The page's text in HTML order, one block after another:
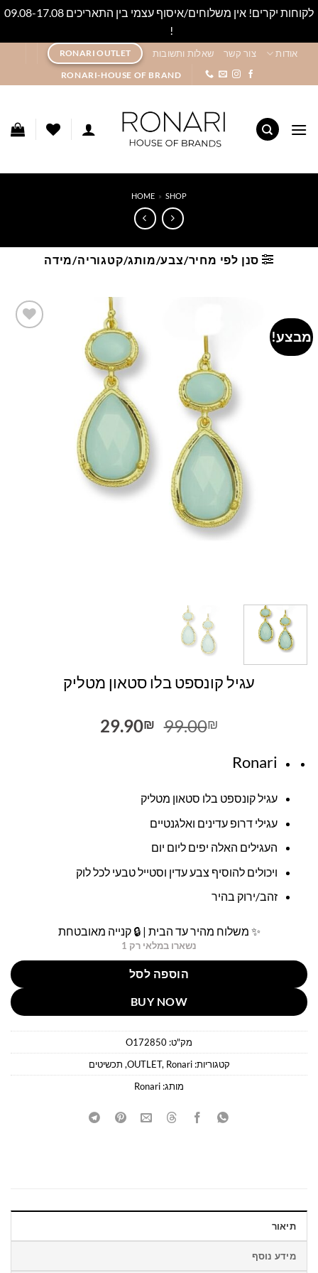
לקוחות יקרים! אין משלוחים/איסוף עצמי בין התאריכים 09.08-17.08
!
content
אודות צור קשר שאלות ותשובות RONARI OUTLET
RONARI-HOUSE OF BRAND
HOME » SHOP
סנן לפי מחיר/צבע/מותג/קטגוריה/מידה
מבצע!
עגיל קונספט בלו סטאון מטליק
99.00₪
המחיר
29.90₪
המחיר
Ronari
עגיל קונספט בלו סטאון מטליק
עגילי דרופ עדינים ואלגנטיים
העגילים האלה יפים ליום יום
ויכולים להוסיף צבע עדין וסטייל טבעי לכל לוק
זהב/ירוק בהיר
✨ משלוח מהיר עד הבית | 🔒 קנייה מאובטחת
נשארו במלאי רק 1
הוספה לסל
BUY NOW
מק"ט: O172850
קטגוריות:
OUTLET, Ronari
, תכשיטים
מותג: Ronari
תיאור
מידע נוסף